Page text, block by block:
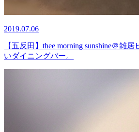
2019.07.06
【五反田】thee morning sunshine＠雑
いダイニングバー。